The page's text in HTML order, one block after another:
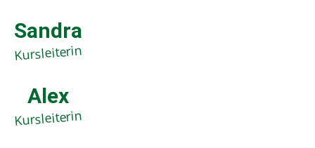
Sandra
Kursleiterin
Alex
Kursleiterin